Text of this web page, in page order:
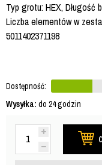
Typ grotu: HEX, Długość
Liczba elementów w
5011402371198
Dostępność:
Wysyłka: do 24 godzin